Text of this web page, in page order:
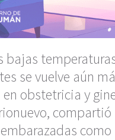
bajas
se vuelve aún
obstetricia y